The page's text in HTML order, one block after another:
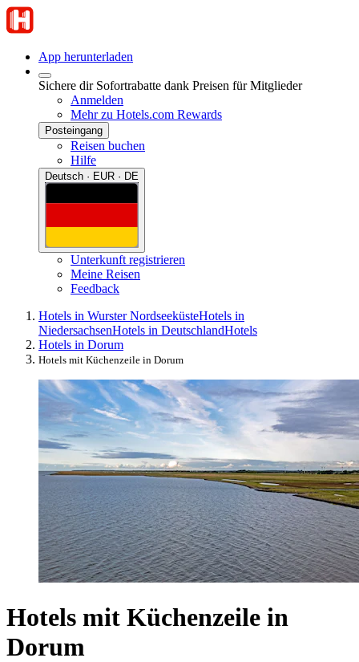
App herunterladen
Sichere dir Sofortrabatte dank Preisen für Mitglieder
Anmelden
Mehr zu Hotels.com Rewards
Posteingang
Reisen buchen
Hilfe
Deutsch · EUR · DE
Unterkunft registrieren
Meine Reisen
Feedback
Hotels in Wurster NordseeküsteHotels in
NiedersachsenHotels in DeutschlandHotels
Hotels in Dorum
Hotels mit Küchenzeile in Dorum
Hotels mit Küchenzeile in
Dorum